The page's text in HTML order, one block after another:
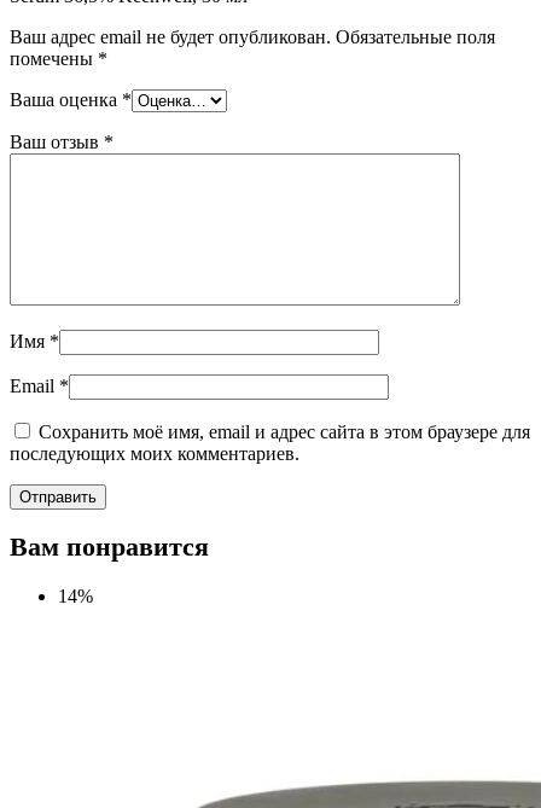
Ваш адрес email не будет опубликован. Обязательные поля
помечены *
Ваша оценка *
Ваш отзыв *
Имя *
Email *
Сохранить моё имя, email и адрес сайта в этом браузере для
последующих моих комментариев.
Вам понравится
14%